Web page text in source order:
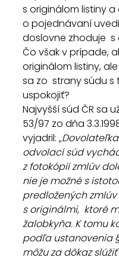
s originálom listiny
o pojednávaní
doslovne zhoduje  s
Čo však v prípade,
originálom listiny,
sa zo  strany súdu s
uspokojiť?
Najvyšší súd ČR sa
53/97 zo dňa
vyjadril: „
odvolací súd
z fotokópií zmlúv
nie je možné s
predložených
s originálmi,  ktoré
žalobkyňa. K tomu
podľa ustanovenia §
môžu za dôkaz